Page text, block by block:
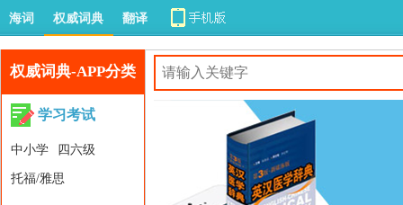
海词 权威词典 翻译
权威词典-APP分类
学习考试
中小学 四六级
托福/雅思